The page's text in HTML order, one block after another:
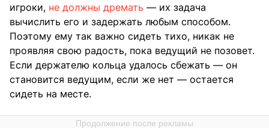
игроки, не должны дремать — их задача
вычислить его и задержать любым способом.
Поэтому ему так важно сидеть тихо, никак не
проявляя свою радость, пока ведущий не позовет.
Если держателю кольца удалось сбежать — он
становится ведущим, если же нет — остается
сидеть на месте.